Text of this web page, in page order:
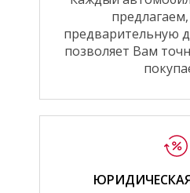
предварительную
позволяет Вам